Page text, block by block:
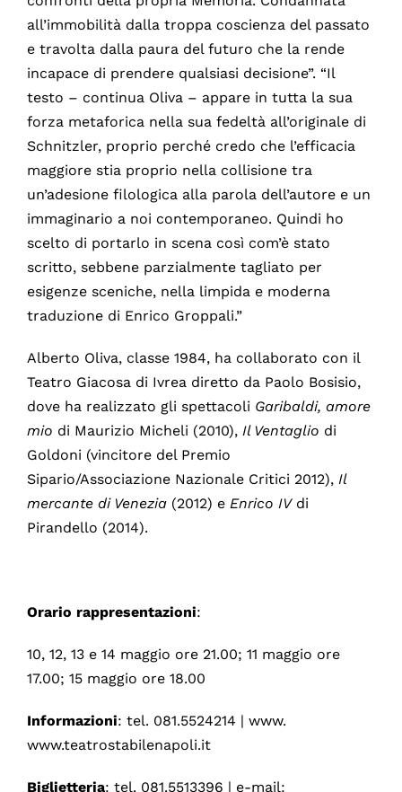
all’immobilità dalla troppa coscienza del passato
e travolta dalla paura del futuro che la rende
incapace di prendere qualsiasi decisione”. “Il
testo – continua Oliva – appare in tutta la sua
forza metaforica nella sua fedeltà all’originale di
Schnitzler, proprio perché credo che l’efficacia
maggiore stia proprio nella collisione tra
un’adesione filologica alla parola dell’autore e un
immaginario a noi contemporaneo. Quindi ho
scelto di portarlo in scena così com’è stato
scritto, sebbene parzialmente tagliato per
esigenze sceniche, nella limpida e moderna
traduzione di Enrico Groppali.”
Alberto Oliva, classe 1984, ha collaborato con il
Teatro Giacosa di Ivrea diretto da Paolo Bosisio,
dove ha realizzato gli spettacoli Garibaldi, amore
mio di Maurizio Micheli (2010), Il Ventaglio di
Goldoni (vincitore del Premio
Sipario/Associazione Nazionale Critici 2012), Il
mercante di Venezia(2012) e Enrico IVdi
Pirandello (2014).
Orario rappresentazioni:
10, 12, 13 e 14 maggio ore 21.00; 11 maggio ore
17.00; 15 maggio ore 18.00
Informazioni: tel. 081.5524214 | www.
www.teatrostabilenapoli.it
Biglietteria: tel. 081.5513396 | e-mail: